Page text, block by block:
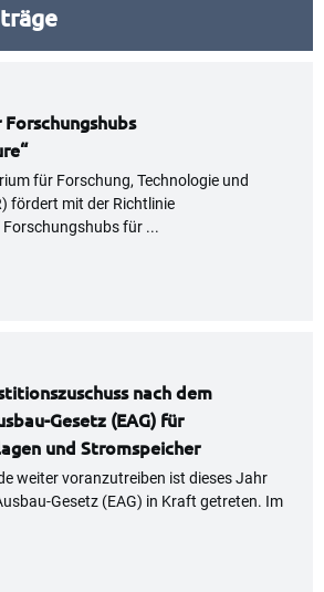
für Forschung, Technologie und
fördert mit der Richtlinie
Forschungshubs für ...
nach dem
Gesetz (EAG) für
und Stromspeicher
weiter voranzutreiben ist dieses Jahr
Gesetz (EAG) in Kraft getreten. Im